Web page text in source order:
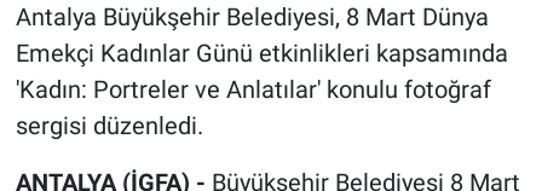
Antalya Büyükşehir Belediyesi, 8 Mart Dünya
Emekçi Kadınlar Günü etkinlikleri kapsamında
'Kadın: Portreler ve Anlatılar' konulu fotoğraf
sergisi düzenledi.
ANTALYA (İGFA) - Büyükşehir Belediyesi 8 Mart